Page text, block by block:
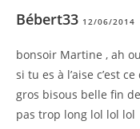
Bébert33 12/06/2014
bonsoir Martine , ah
si tu es à l’aise c’est
gros bisous belle fin
pas trop long lol lol lol